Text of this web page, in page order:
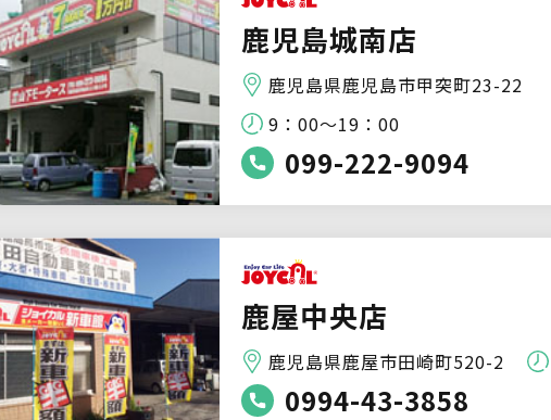
鹿児島城南店
鹿児島県鹿児島市甲突町23-22
9：00～19：00
099-222-9094
鹿屋中央店
鹿児島県鹿屋市田崎町520-2
0994-43-3858